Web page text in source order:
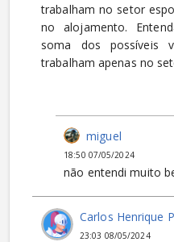
trabalham no setor
no alojamento.
soma dos possíveis
trabalham apenas no
miguel
18:50 07/05/2024
não entendi muito
Carlos Henrique
23:03 08/05/2024